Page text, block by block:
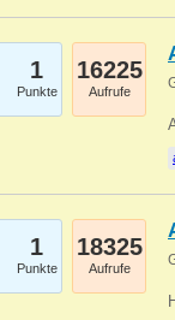
1
Punkte
16225
Aufrufe
1
Punkte
18325
Aufrufe